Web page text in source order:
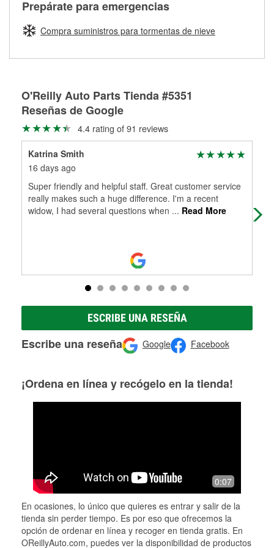
Herramientas de O'Reilly
pueden ser reutilizados, podemos ayudarte a encontrar las
partes de reemplazo correctas para tu reparación.
averiada o determina los acoplamientos y la longitud
adecuados para que te construyamos una nueva. O'Reilly
Auto Parts tiene las mangueras y los acoples adecuados
agrícola o de construcción.
hidráulicas a la medida en tu tienda local
Prepárate para emergencias
Compra suministros para tormentas de nieve
O'Reilly Auto Parts Tienda #5351
Reseñas de Google
4.4 rating of 91 reviews
Katrina Smith
16 days ago
Super friendly and helpful staff. Great customer service
really makes such a huge difference. I'm a recent
widow, I had several questions when ... Read More
ESCRIBE UNA RESEÑA
Escribe una reseña Google Facebook
¡Ordena en línea y recógelo en la tienda!
0:07
En ocasiones, lo único que quieres es entrar y salir de la
tienda sin perder tiempo. Es por eso que ofrecemos la
opción de ordenar en línea y recoger en tienda gratis. En
OReillyAuto.com, puedes ver la disponibilidad de productos